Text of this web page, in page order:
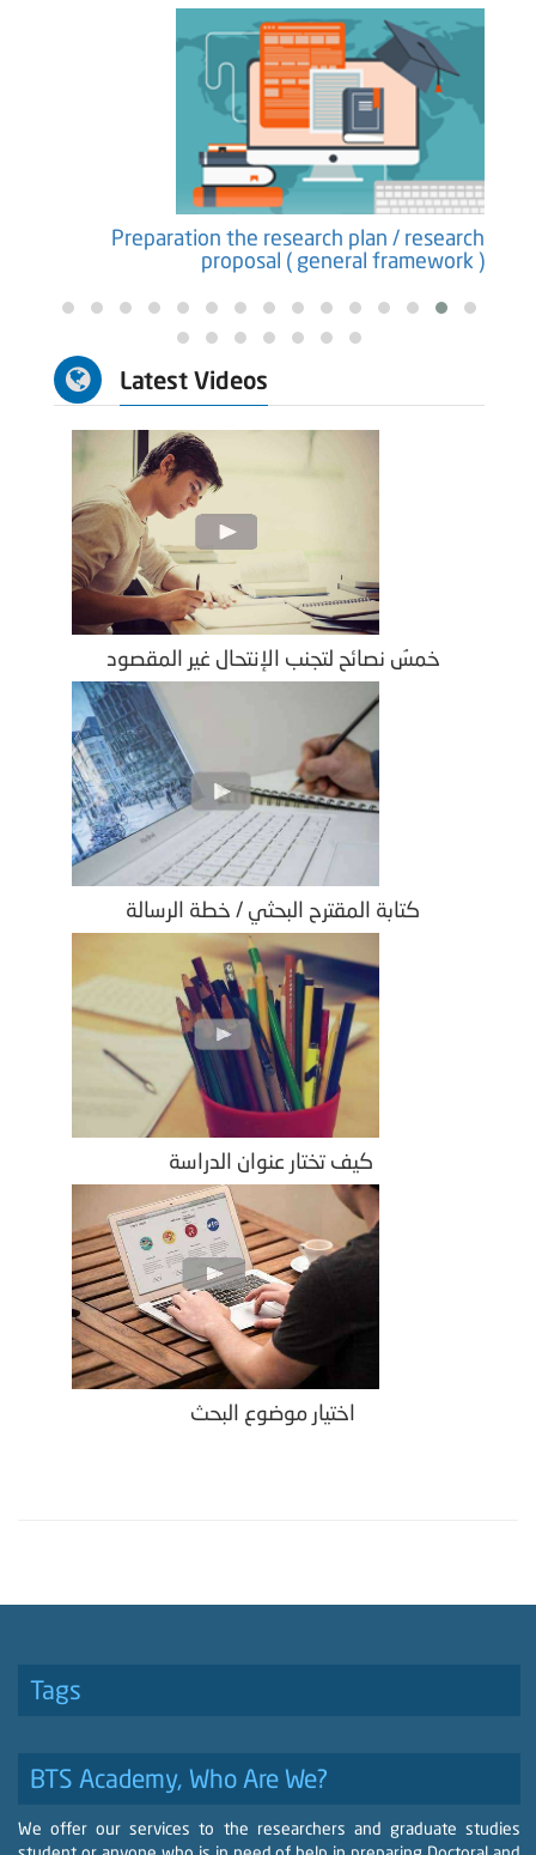
Preparation the research plan / research
proposal ( general framework )
Latest Videos
خمسُ نصائح لتجنب الإنتحال غير المقصود
كتابة المقترح البحثي / خطة الرسالة
كيف تختار عنوان الدراسة
اختيار موضوع البحث
Tags
BTS Academy, Who Are We?
We offer our services to the researchers and graduate studies